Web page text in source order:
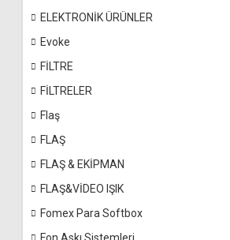
ELEKTRONİK ÜRÜNLER
Evoke
FİLTRE
FİLTRELER
Flaş
FLAŞ
FLAŞ & EKİPMAN
FLAŞ&VİDEO IŞIK
Fomex Para Softbox